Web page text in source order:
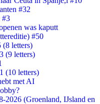
#32
#3
was kaputt
#50
(8 letters)
(9 letters)
(10 letters)
met AI
2026 (Groenland, IJsland en